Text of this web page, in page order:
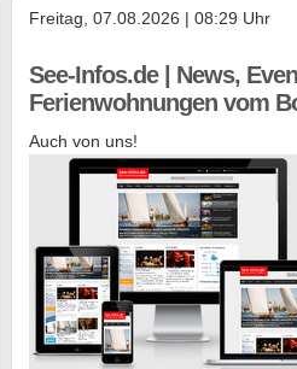
Freitag, 07.08.2026 | 08:29 Uhr
See-Infos.de | News,
Ferienwohnungen vom
Auch von uns!